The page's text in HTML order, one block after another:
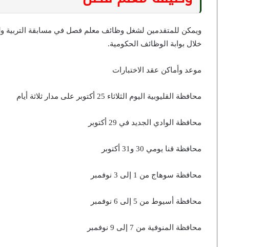
ويمكن للمتقدمين لشغل وظائف معلم فصل في مسابقة التربية
خلال بوابة الوظائف الحكومية.
موعد وأماكن عقد الاختبارات
محافظة القليوبية اليوم الثلاثاء 25 أكتوبر على مدار ثلاثة أيام
محافظة الوادي الجديد في 29 أكتوبر
محافظة قنا يومي 30 و31 أكتوبر
محافظة سوهاج من 1 إلى 3 نوفمبر
محافظة أسيوط من 5 إلى 6 نوفمبر
محافظة المنوفية من 7 إلى 9 نوفمبر